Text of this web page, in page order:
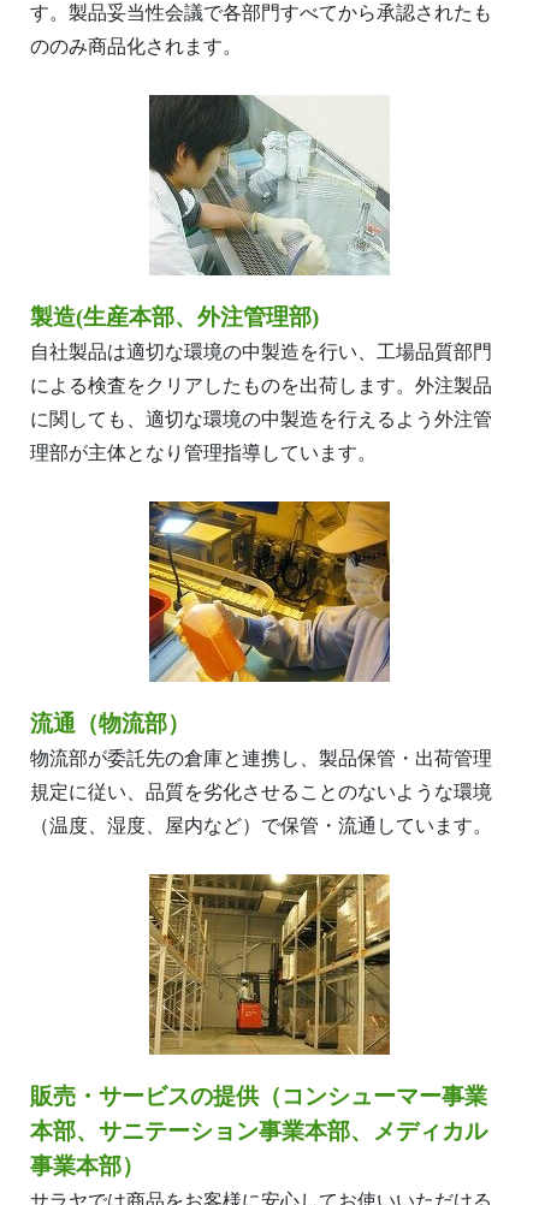
す。製品妥当性会議で各部門すべてから承認されたも
ののみ商品化されます。
製造(生産本部、外注管理部)
自社製品は適切な環境の中製造を行い、工場品質部門
による検査をクリアしたものを出荷します。外注製品
に関しても、適切な環境の中製造を行えるよう外注管
理部が主体となり管理指導しています。
流通（物流部）
物流部が委託先の倉庫と連携し、製品保管・出荷管理
規定に従い、品質を劣化させることのないような環境
（温度、湿度、屋内など）で保管・流通しています。
販売・サービスの提供（コンシューマー事業
本部、サニテーション事業本部、メディカル
事業本部）
サラヤでは商品をお客様に安心してお使いいただける